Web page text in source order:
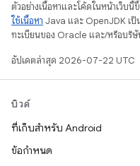
ตัวอย่างเนื้อหาและโค้ดในหน้าเว็บ
ใช้เนื้อหา Java และ OpenJDK เป็
ทะเบียนของ Oracle และ/หรือบริษั
อัปเดตล่าสุด 2026-07-22 UTC
บิวด์
ที่เก็บสำหรับ Android
ข้อกำหนด